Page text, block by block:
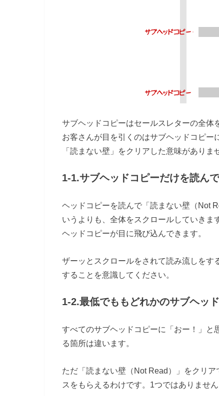
サブヘッドコピーはセールスレターの全体
お客さんが目を引くのはサブヘッドコピ
「読まない壁」をクリアした意味がありま
1-1.サブヘッドコピーだけを読ん
ヘッドコピーを読んで「読まない壁（Not
いうよりも、全体をスクロールしていき
ヘッドコピーが目に飛び込んできます。
ザーッとスクロールをされて読み流しをす
することを意識してください。
1-2.最低でももどれかのサブヘッ
すべてのサブヘッドコピーに「おー！」と
る箇所は違います。
ただ「読まない壁（Not Read）」をクリア
スをもらえるわけです。1つではありません